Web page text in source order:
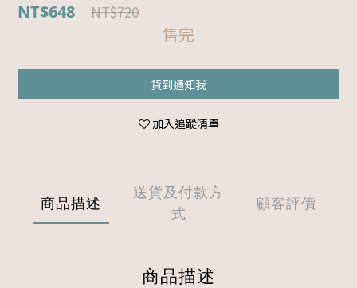
NT$648 NT$720
售完
貨到通知我
加入追蹤清單
商品描述
送貨及付款方
式
顧客評價
商品描述